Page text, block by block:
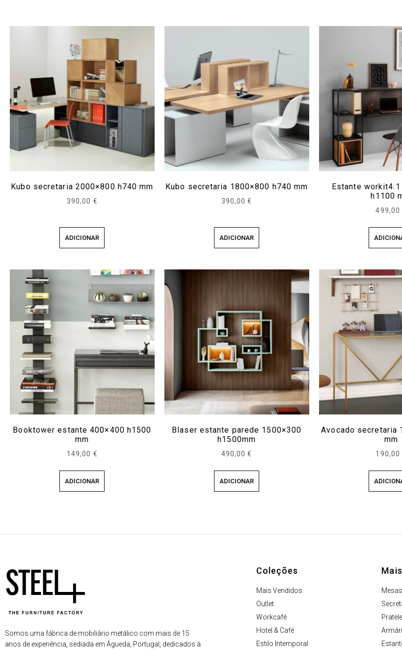
Kubo secretaria 2000×800 h740 mm
390,00 €
ADICIONAR
Kubo secretaria 1800×800 h740 mm
390,00€
ADICIONAR
Estante
h1100
499,00
Booktower estante 400×400 h1500
mm
149,00 €
ADICIONAR
Blaser estante parede 1500×300
h1500mm
490,00€
ADICIONAR
Avocado secretaria
mm
190,00
Somos uma fábrica de mobiliário metálico com mais de 15
anos de experiência, sediada em Águeda, Portugal, dedicados à
Coleções
Mais Vendidos
Outlet
Workcafé
Hotel & Café
Estilo Intemporal
Mais
Mesas